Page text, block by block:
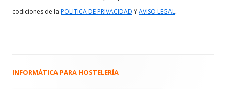
codiciones de la POLITICA DE PRIVACIDAD YAVISO LEGAL.
Barra
INFORMÁTICA PARA HOSTELERÍA